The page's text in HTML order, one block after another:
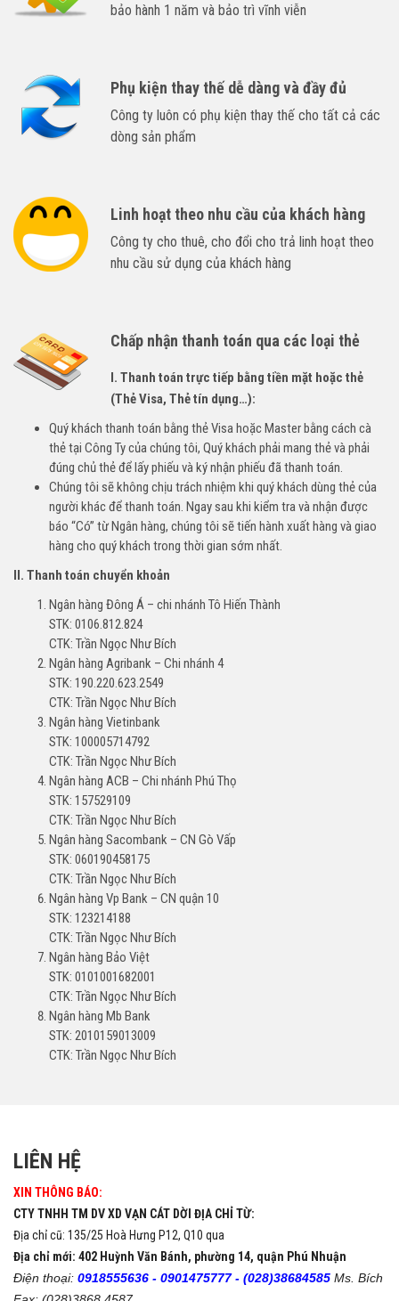
bảo hành 1 năm và bảo trì vĩnh viễn
Phụ kiện thay thế dễ dàng và đầy đủ
Công ty luôn có phụ kiện thay thế cho tất cả các
dòng sản phẩm
Linh hoạt theo nhu cầu của khách hàng
Công ty cho thuê, cho đổi cho trả linh hoạt theo
nhu cầu sử dụng của khách hàng
Chấp nhận thanh toán qua các loại thẻ
I. Thanh toán trực tiếp bằng tiền mặt hoặc thẻ
(Thẻ Visa, Thẻ tín dụng…):
Quý khách thanh toán bằng thẻ Visa hoặc Master bằng cách cà
thẻ tại Công Ty của chúng tôi, Quý khách phải mang thẻ và phải
đúng chủ thẻ để lấy phiếu và ký nhận phiếu đã thanh toán.
Chúng tôi sẽ không chịu trách nhiệm khi quý khách dùng thẻ của
người khác để thanh toán. Ngay sau khi kiểm tra và nhận được
báo “Có” từ Ngân hàng, chúng tôi sẽ tiến hành xuất hàng và giao
hàng cho quý khách trong thời gian sớm nhất.
II. Thanh toán chuyển khoản
Ngân hàng Đông Á – chi nhánh Tô Hiến Thành
STK: 0106.812.824
CTK: Trần Ngọc Như Bích
Ngân hàng Agribank – Chi nhánh 4
STK: 190.220.623.2549
CTK: Trần Ngọc Như Bích
Ngân hàng Vietinbank
STK: 100005714792
CTK: Trần Ngọc Như Bích
Ngân hàng ACB – Chi nhánh Phú Thọ
STK: 157529109
CTK: Trần Ngọc Như Bích
Ngân hàng Sacombank – CN Gò Vấp
STK: 060190458175
CTK: Trần Ngọc Như Bích
Ngân hàng Vp Bank – CN quận 10
STK: 123214188
CTK: Trần Ngọc Như Bích
Ngân hàng Bảo Việt
STK: 0101001682001
CTK: Trần Ngọc Như Bích
Ngân hàng Mb Bank
STK: 2010159013009
CTK: Trần Ngọc Như Bích
LIÊN HỆ
XIN THÔNG BÁO:
CTY TNHH TM DV XD VẠN CÁT DỜI ĐỊA CHỈ TỪ:
Địa chỉ cũ: 135/25 Hoà Hưng P12, Q10 qua
Địa chỉ mới: 402 Huỳnh Văn Bánh, phường 14, quận Phú Nhuận
Điện thoại: 0918555636 - 0901475777 - (028)38684585 Ms. Bích